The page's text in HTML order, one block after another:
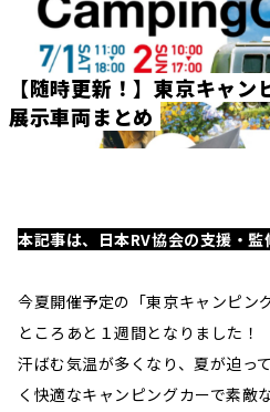
【随時更新 ！】東京キャン
展示車両ま とめ
本記事は、日本RV協会の支援・監
今夏開催予定の「東京キャンピン
ところあと１週間となりました！
汗ばむ気温が多くなり、夏が迫っ
く快適なキャンピングカーで素敵